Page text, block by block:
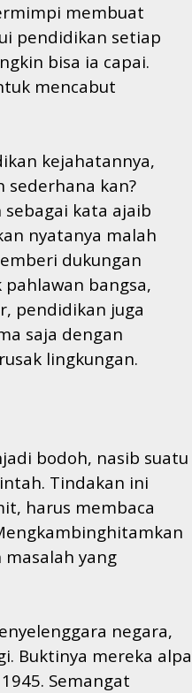
membuat
pendidikan setiap
bisa ia capai.
mencabut
kejahatannya,
sederhana kan?
kata ajaib
nyatanya malah
dukungan
bangsa,
pendidikan juga
saja dengan
lingkungan.
bodoh, nasib suatu
Tindakan ini
harus membaca
yang
negara,
Buktinya mereka alpa
Semangat